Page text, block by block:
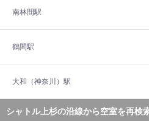
南林間駅
鶴間駅
大和（神奈川）駅
シャトル上杉の沿線から空室を再検